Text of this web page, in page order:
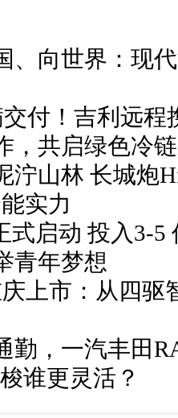
、向世界：现
付！吉利远
，共启绿色冷
泞山林 长城炮
实力
式启动 投入3-
青年梦想
上市：从四驱
勤，一汽丰田
谁更灵活？